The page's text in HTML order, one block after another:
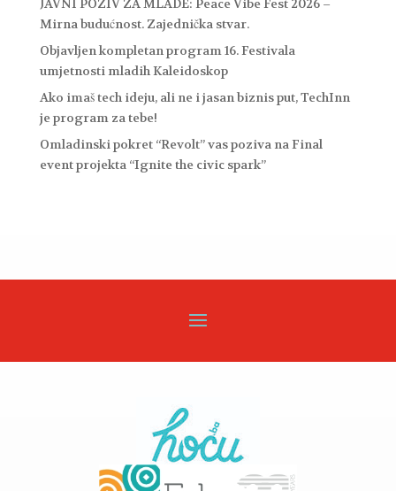
JAVNI POZIV ZA MLADE: Peace Vibe Fest 2026 –
Mirna budućnost. Zajednička stvar.
Objavljen kompletan program 16. Festivala
umjetnosti mladih Kaleidoskop
Ako imaš tech ideju, ali ne i jasan biznis put, TechInn
je program za tebe!
Omladinski pokret “Revolt” vas poziva na Final
event projekta “Ignite the civic spark”